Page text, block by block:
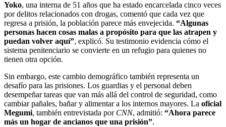
Yoko, una interna de 51 años que ha estado encarcelada cinco veces
por delitos relacionados con drogas, comentó que cada vez que
regresa a prisión, la población parece más envejecida. “Algunas
personas hacen cosas malas a propósito para que las atrapen y
puedan volver aquí”, explicó. Su testimonio evidencia cómo el
sistema penitenciario se convierte en un refugio para quienes no
tienen otra opción.
Sin embargo, este cambio demográfico también representa un
desafío para las prisiones. Los guardias y el personal deben
desempeñar tareas que van más allá del control de seguridad, como
cambiar pañales, bañar y alimentar a los internos mayores. La oficial
Megumi, también entrevistada por CNN, admitió: “Ahora parece
más un hogar de ancianos que una prisión”.